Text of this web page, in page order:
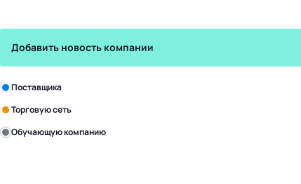
Добавить новость компании
Зарегистрируйте в бизнес-центре:
Поставщика
Торговую сеть
Обучающую компанию